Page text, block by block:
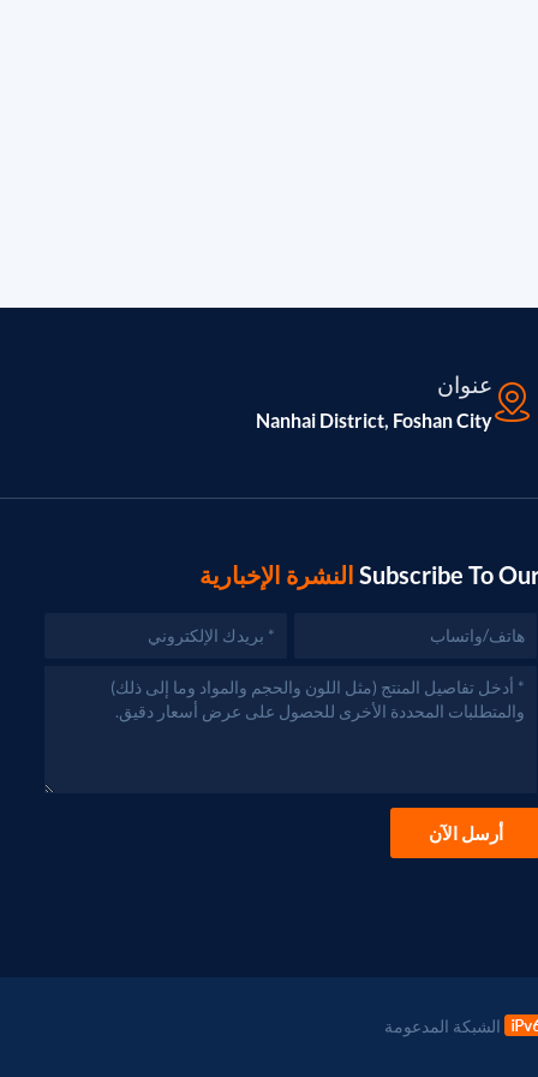
عنوان
Nanhai District, Foshan City
Subscribe To النشرة الإخبارية
أرسل الآن
الشبكة المدعومة